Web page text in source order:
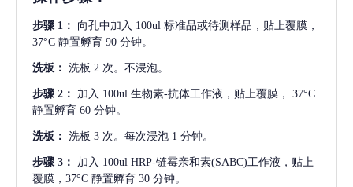
步骤 1： 向孔中加入 100ul 标准品或待测样品，贴上覆膜，
37°C 静置孵育 90 分钟。
洗板： 洗板 2 次。不浸泡。
步骤 2： 加入 100ul 生物素-抗体工作液，贴上覆膜， 37°C
静置孵育 60 分钟。
洗板： 洗板 3 次。每次浸泡 1 分钟。
步骤 3： 加入 100ul HRP-链霉亲和素(SABC)工作液，贴上
覆膜，37°C 静置孵育 30 分钟。